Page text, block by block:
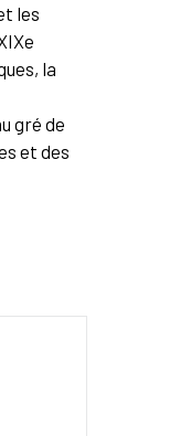
les
la
gré de
et des